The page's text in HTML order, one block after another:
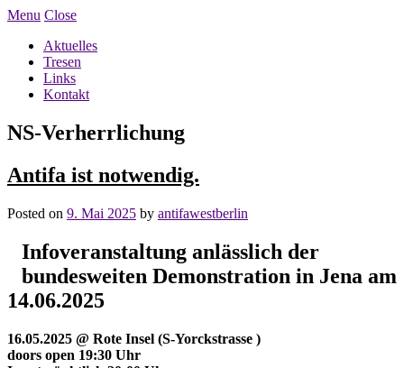
Menu Close
Aktuelles
Tresen
Links
Kontakt
NS-Verherrlichung
Antifa ist notwendig.
Posted on 9. Mai 2025 by antifawestberlin
Infoveranstaltung anlässlich der
bundesweiten Demonstration in Jena am
14.06.2025
16.05.2025 @ Rote Insel (S-Yorckstrasse )
doors open 19:30 Uhr